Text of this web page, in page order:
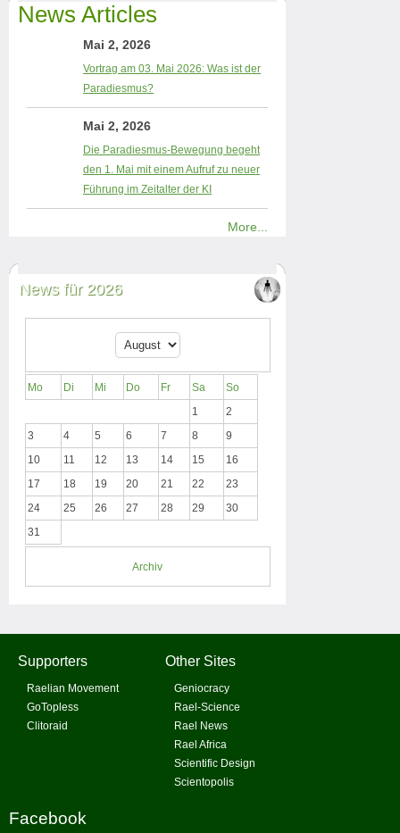
News Articles
Mai 2, 2026
Vortrag am 03. Mai 2026: Was ist der
Paradiesmus?
Mai 2, 2026
Die Paradiesmus-Bewegung begeht
den 1. Mai mit einem Aufruf zu neuer
Führung im Zeitalter der KI
More...
News für 2026
Mo Di Mi Do Fr Sa
So
1
2
3
4 5 6 7 8
9
10
11 12 13 14 15
16
17
18 19 20 21 22
23
24
25 26 27 28 29
30
31
Archiv
Supporters
Raelian Movement
GoTopless
Clitoraid
Other Sites
Geniocracy
Rael-Science
Rael News
Rael Africa
Scientific Design
Scientopolis
Facebook